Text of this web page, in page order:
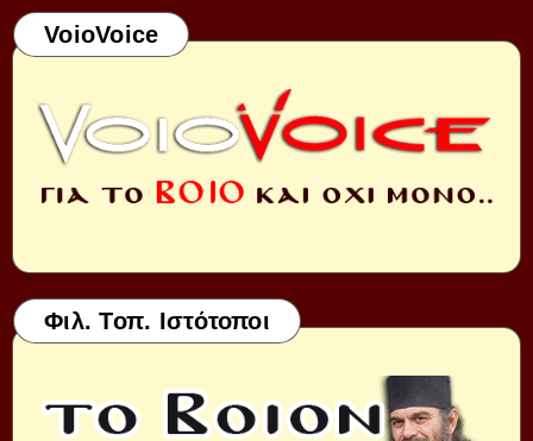
VoioVoice
Φιλ. Τοπ. Ιστότοποι